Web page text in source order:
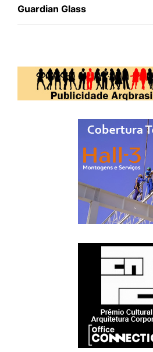
Guardian Glass